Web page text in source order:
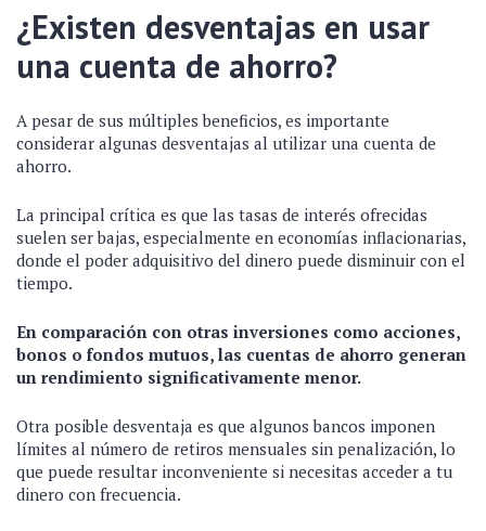
¿Existen desventajas en usar
una cuenta de ahorro?
A pesar de sus múltiples beneficios, es importante
considerar algunas desventajas al utilizar una cuenta de
ahorro.
La principal crítica es que las tasas de interés ofrecidas
suelen ser bajas, especialmente en economías inflacionarias,
donde el poder adquisitivo del dinero puede disminuir con el
tiempo.
En comparación con otras inversiones como acciones,
bonos o fondos mutuos, las cuentas de ahorro generan
un rendimiento significativamente menor.
Otra posible desventaja es que algunos bancos imponen
límites al número de retiros mensuales sin penalización, lo
que puede resultar inconveniente si necesitas acceder a tu
dinero con frecuencia.